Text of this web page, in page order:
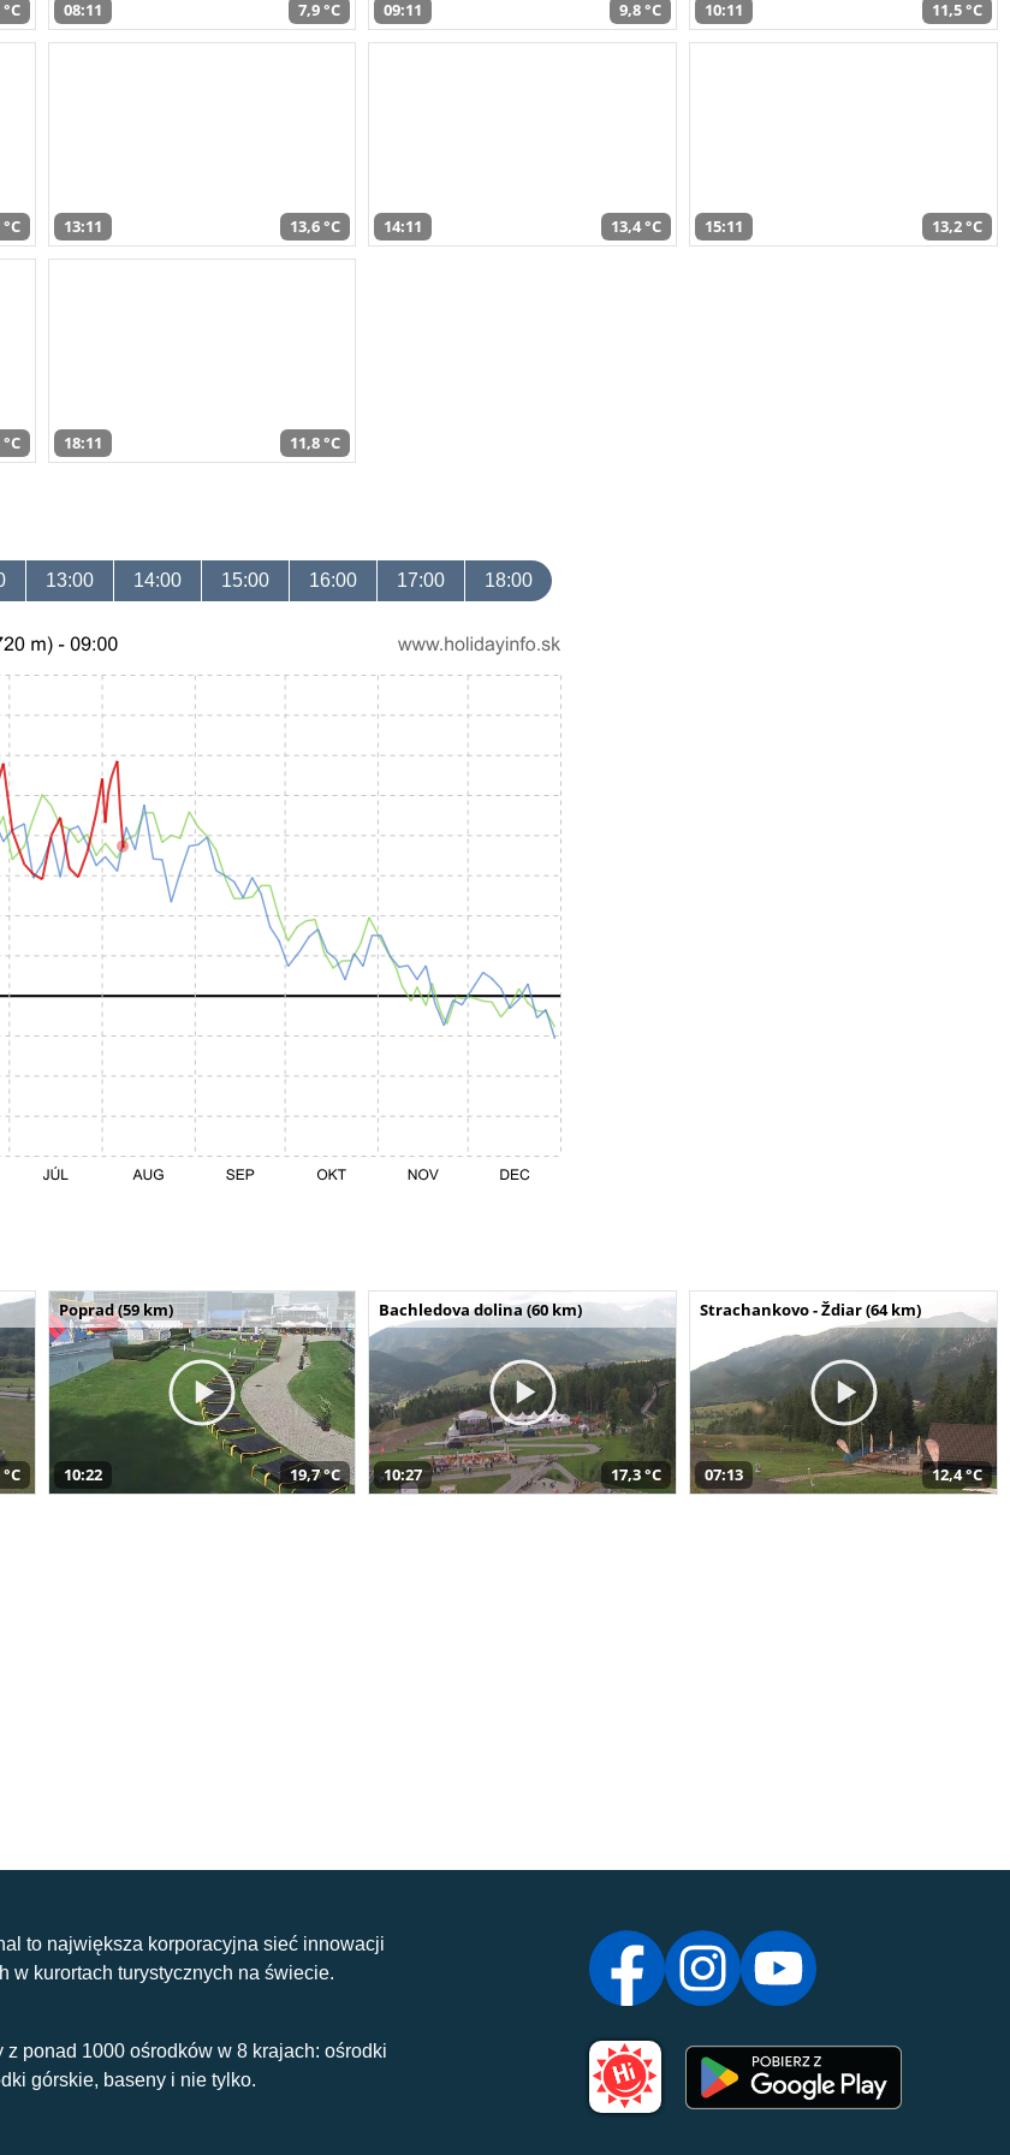
08:11 7,9 °C 09:11 9,8 °C 10:11 11,5 °C
13:11 13,6 °C 14:11 13,4 °C 15:11 13,2 °C
18:11 11,8 °C
13:00 14:00 15:00 16:00 17:00 18:00
Poprad (59 km)
10:22 19,7 °C
Bachledova dolina (60 km)
10:27 17,3 °C
Strachankovo - Ždiar (64 km)
07:13 12,4 °C
to największa korporacyjna sieć innowacji
w kurortach turystycznych na świecie.
z ponad 1000 ośrodków w 8 krajach: ośrodki
górskie, baseny i nie tylko.